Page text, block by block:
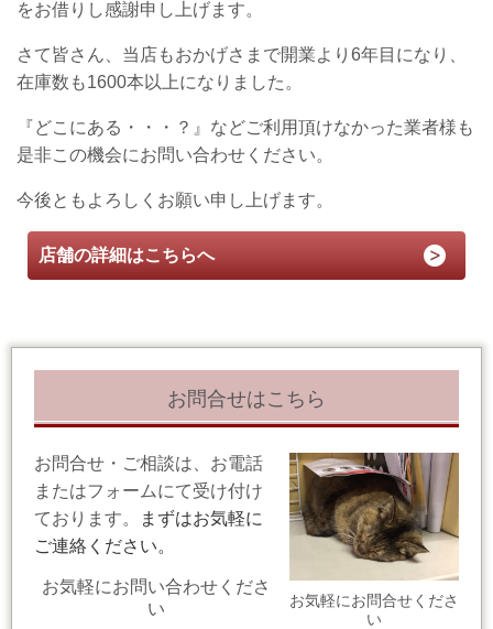
をお借りし感謝申し上げます。
さて皆さん、当店もおかげさまで開業より6年目になり、
在庫数も1600本以上になりました。
『どこにある・・・？』などご利用頂けなかった業者様も
是非この機会にお問い合わせください。
今後ともよろしくお願い申し上げます。
店舗の詳細はこちらへ
お問合せはこちら
お気軽にお問合せくださ
い
お問合せ・ご相談は、お電話
またはフォームにて受け付け
ております。
まずはお気軽に
ご連絡ください。
お気軽にお問い合わせくださ
い